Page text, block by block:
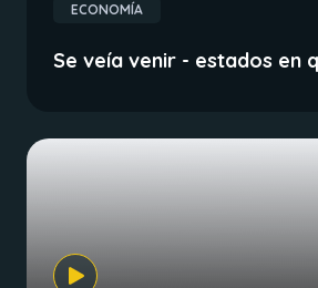
ECONOMÍA
Se veía venir - estados en